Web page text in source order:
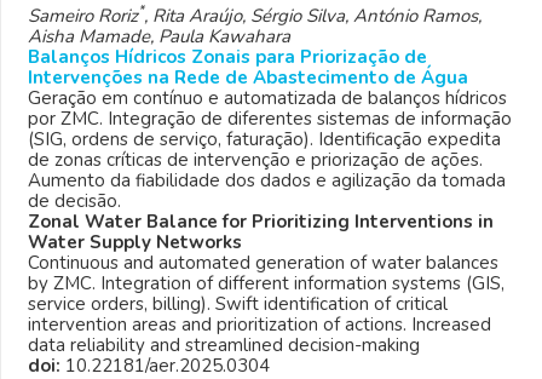
Sameiro Roriz*, Rita Araújo, Sérgio Silva, António Ramos,
Aisha Mamade, Paula Kawahara
Balanços Hídricos Zonais para Priorização de
Intervenções na Rede de Abastecimento de Água
Geração em contínuo e automatizada de balanços hídricos
por ZMC. Integração de diferentes sistemas de informação
(SIG, ordens de serviço, faturação). Identificação expedita
de zonas críticas de intervenção e priorização de ações.
Aumento da fiabilidade dos dados e agilização da tomada
de decisão.
Zonal Water Balance for Prioritizing Interventions in
Water Supply Networks
Continuous and automated generation of water balances
by ZMC. Integration of different information systems (GIS,
service orders, billing). Swift identification of critical
intervention areas and prioritization of actions. Increased
data reliability and streamlined decision-making
doi: 10.22181/aer.2025.0304